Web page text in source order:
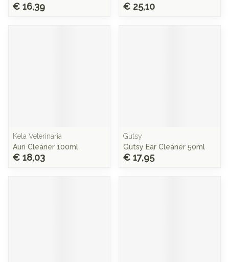
€ 16,39 € 25,10
Kela Veterinaria
Auri Cleaner 100ml
€ 18,03
Gutsy
Gutsy Ear Cleaner 50ml
€ 17,95